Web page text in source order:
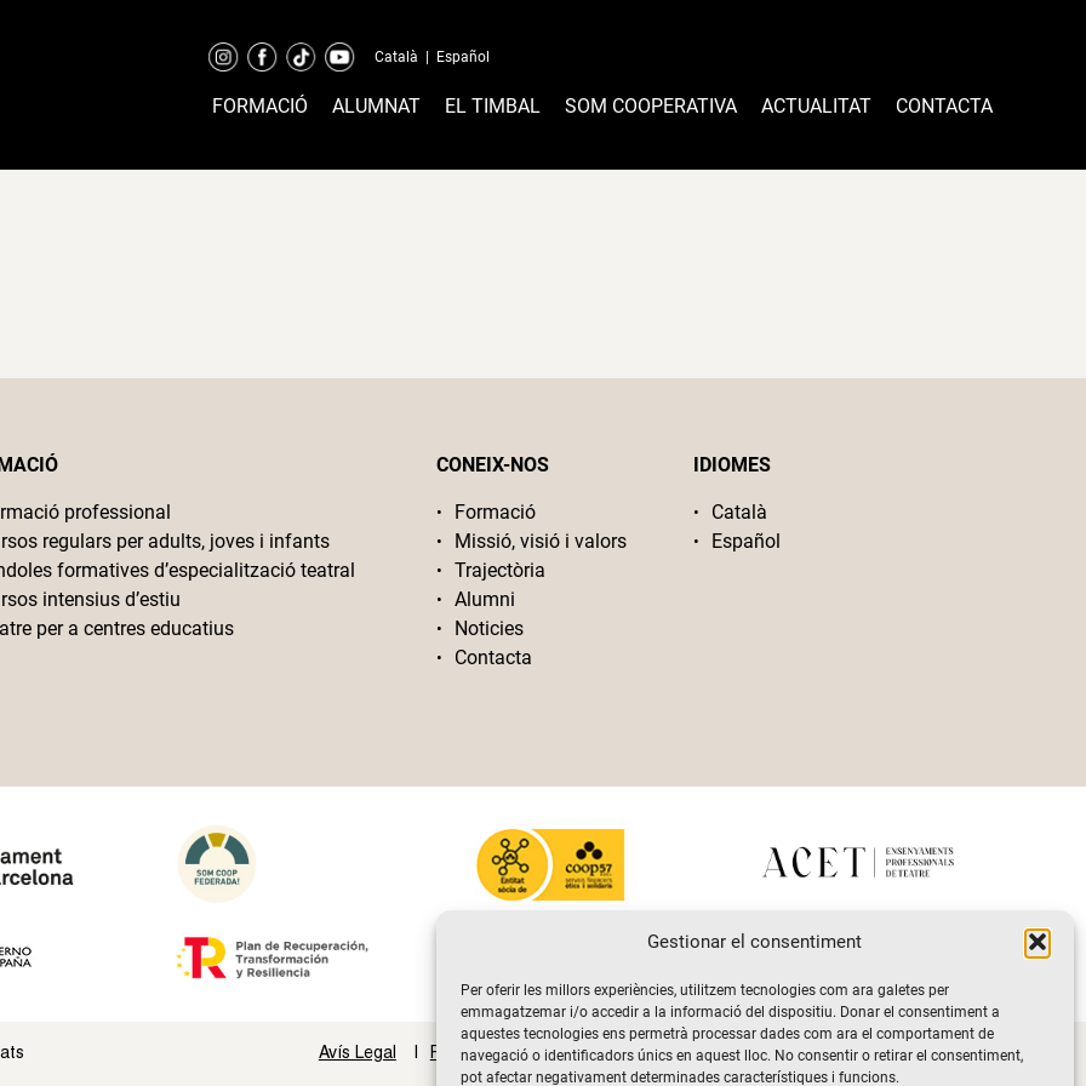
Gestionar el consentiment
Per oferir les millors experiències, utilitzem tecnologies com ara galetes per
emmagatzemar i/o accedir a la informació del dispositiu. Donar el consentiment a
aquestes tecnologies ens permetrà processar dades com ara el comportament de
navegació o identificadors únics en aquest lloc. No consentir o retirar el consentiment,
pot afectar negativament determinades característiques i funcions.
Català Español
FORMACIÓ ALUMNAT EL TIMBAL SOM COOPERATIVA ACTUALITAT CONTACTA
professional
regulars per adults, joves i infants
formatives d’especialització teatral
intensius d’estiu
per a centres educatius
CONEIX-NOS
Formació
Missió, visió i valors
Trajectòria
Alumni
Noticies
Contacta
IDIOMES
Català
Español
Avís Legal Politica de Privacitat i de protecció de dades Politica de Cookies